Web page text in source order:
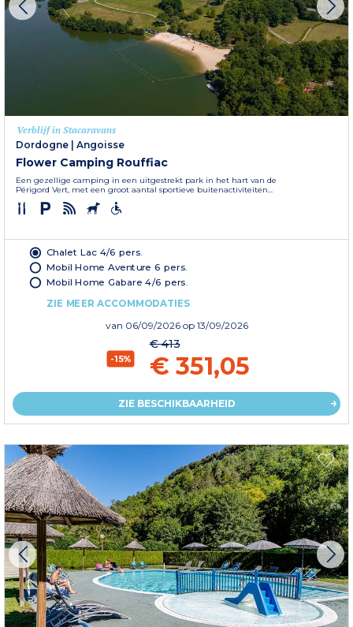
Verblijf in Stacaravans
Dordogne
Angoisse
Flower Camping Rouffiac
Een gezellige camping in een uitgestrekt park in het hart van de
Périgord Vert, met een groot aantal sportieve buitenactiviteiten...
Chalet Lac 4/6 pers.
Mobil Home Aventure 6 pers.
Mobil Home Gabare 4/6 pers.
ZIE MEER ACCOMMODATIES
van 06/09/2026 op 13/09/2026
-15%
€ 413
€ 351,05
ZIE BESCHIKBAARHEID